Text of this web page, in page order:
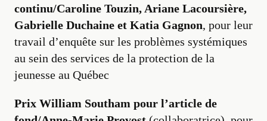
continu/Caroline Touzin, Ariane Lacoursière,
Gabrielle Duchaine et Katia Gagnon, pour leur
travail d’enquête sur les problèmes systémiques
au sein des services de la protection de la
jeunesse au Québec
Prix William Southam pour l’article de